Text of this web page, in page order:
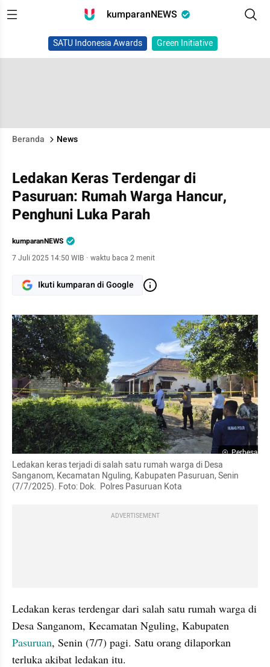
kumparanNEWS
SATU Indonesia Awards Green Initiative
Beranda News
Ledakan Keras Terdengar di
Pasuruan: Rumah Warga Hancur,
Penghuni Luka Parah
kumparanNEWS
7 Juli 2025 14:50 WIB · waktu baca 2 menit
Ikuti kumparan di Google
Perbesar
Ledakan keras terjadi di salah satu rumah warga di Desa
Sanganom, Kecamatan Nguling, Kabupaten Pasuruan, Senin
(7/7/2025). Foto: Dok.  Polres Pasuruan Kota
ADVERTISEMENT
Ledakan keras terdengar dari salah satu rumah warga di
Pasuruan, Senin (7/7) pagi. Satu orang dilaporkan
terluka akibat ledakan itu.